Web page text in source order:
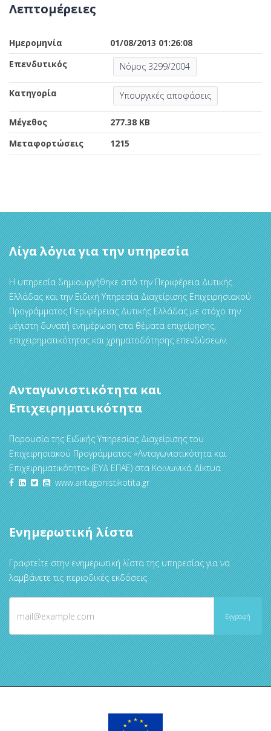
Λεπτομέρειες
Ημερομηνία
01/08/2013 01:26:08
Επενδυτικός
Νόμος 3299/2004
Κατηγορία Υπουργικές αποφάσεις
Μέγεθος
277.38 KB
Μεταφορτώσεις
1215
Λίγα λόγια για την υπηρεσία
Η υπηρεσία δημιουργήθηκε από την Περιφέρεια Δυτικής
Ελλάδας και την Ειδική Υπηρεσία Διαχείρισης Επιχειρησιακού
Προγράμματος Περιφέρειας Δυτικής Ελλάδας με στόχο την
μέγιστη δυνατή ενημέρωση στα θέματα επιχείρησης,
επιχειρηματικότητας και χρηματοδότησης επενδύσεων.
Ανταγωνιστικότητα και
Επιχειρηματικότητα
Παρουσία της Ειδικής Υπηρεσίας Διαχείρισης του
Επιχειρησιακού Προγράμματος «Ανταγωνιστικότητα και
Επιχειρηματικότητα» (ΕΥΔ ΕΠΑΕ) στα Κοινωνικά Δίκτυα
www.antagonistikotita.gr
Ενημερωτική λίστα
Γραφτείτε στην ενημερωτική λίστα της υπηρεσίας για να
λαμβάνετε τις περιοδικές εκδόσεις